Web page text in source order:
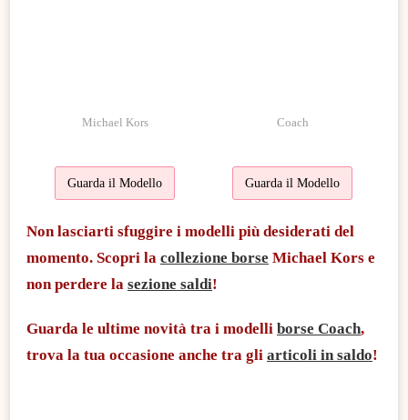
Michael Kors
Guarda il Modello
Coach
Guarda il Modello
Non lasciarti sfuggire i modelli più desiderati del
momento. Scopri la collezione borse Michael Kors e
non perdere la sezione saldi!
Guarda le ultime novità tra i modelli borse Coach,
trova la tua occasione anche tra gli articoli in saldo!